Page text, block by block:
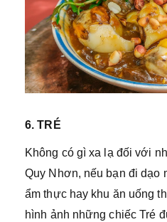
6. TRÉ
Không có gì xa lạ đối với
Quy Nhơn, nếu bạn đi dạo
ẩm thực hay khu ăn uống
hình ảnh những chiếc Tré